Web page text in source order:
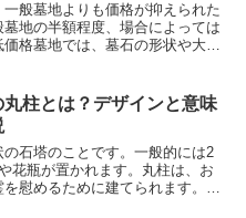
つ効率的に行うために、協力し
進めている。丁場は、建設業に
要な場所であり、経済活動の発
般墓地よりも価格が抑えられた
地の半額程度、場合によっては
格墓地では、墓石の形状や大き
、その分、維持管理費も安くな
永代供養付きのプランもあるこ
ることができます。低価格墓地
各地に設置されています。しか
悪かったり、霊園の管理が行き
、墓地選びの際には、注意が必
丸柱とは？デザインと意味
石塔のことです。一般的には2
花瓶が置かれます。丸柱は、 お
を慰めるために建てられます。丸